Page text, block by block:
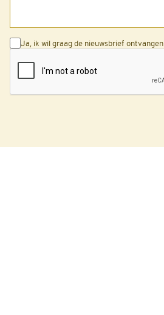
Ja, ik wil graag de nieuwsbrief ontvangen